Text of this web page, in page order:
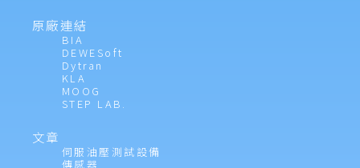
他們說一張圖片勝過
電橋完成、分流器、模擬輸出、同步、
線。
如果所有通道的所有檢查都通過，它將更新設備上
準報告始終可以通過您的設備序列號在線訪問。
原廠連結
BIA
DEWESoft
Dytran
KLA
MOOG
STEP LAB.
文章
伺服油壓測試設備
傳感器